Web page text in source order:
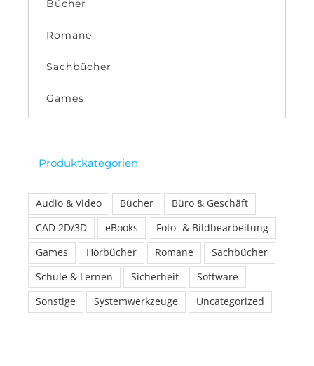
Bücher
Romane
Sachbücher
Games
Produktkategorien
Audio & Video Bücher
Büro & Geschäft
CAD 2D/3D
eBooks
Foto- & Bildbearbeitung
Games
Hörbücher Romane
Sachbücher
Schule & Lernen
Sicherheit
Software
Sonstige
Systemwerkzeuge Uncategorized